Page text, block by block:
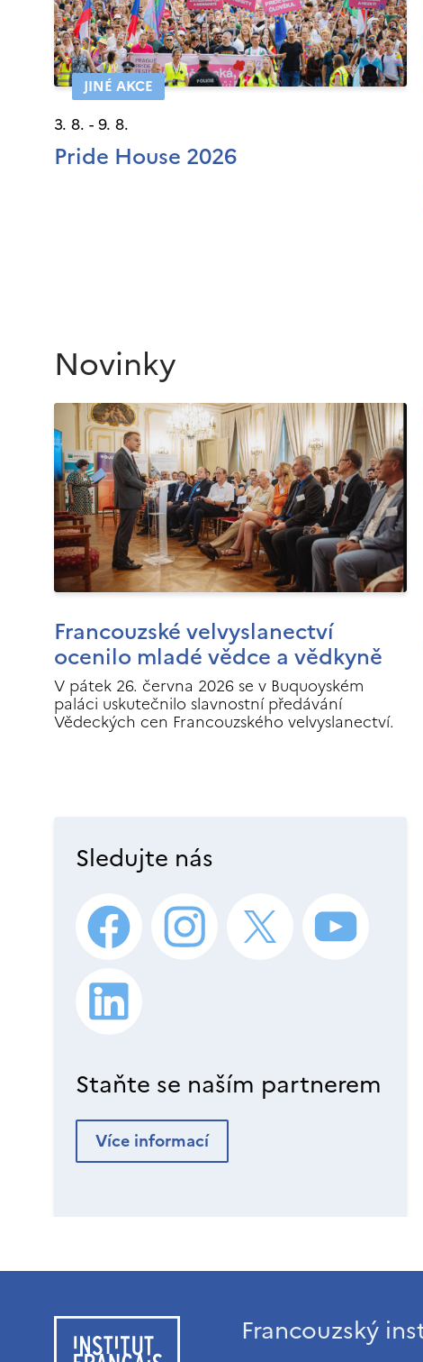
JINÉ AKCE
3. 8. - 9. 8.
Pride House 2026
Novinky
Francouzské velvyslanectví
ocenilo mladé vědce a vědkyně
V pátek 26. června 2026 se v Buquoyském
paláci uskutečnilo slavnostní předávání
Vědeckých cen Francouzského velvyslanectví.
Sledujte nás
Staňte se naším partnerem
Více informací
Francouzský